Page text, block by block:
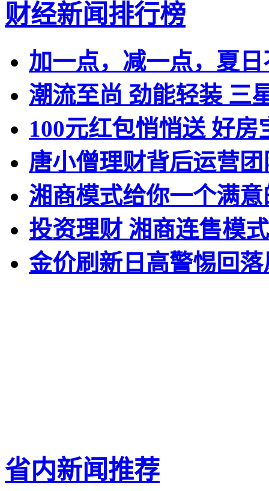
财经新闻排行榜
加一点，减一点，夏
潮流至尚 劲能轻装 三
100元红包悄悄送 好
唐小僧理财背后运营
湘商模式给你一个满
投资理财 湘商连售模
金价刷新日高警惕回
省内新闻推荐